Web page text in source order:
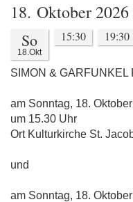
18. Oktober 2026
So
18.Okt
15:30 19:30
SIMON & GARFUNKEL
am Sonntag, 18.
um 15.30 Uhr
Ort Kulturkirche St.
und
am Sonntag, 18.